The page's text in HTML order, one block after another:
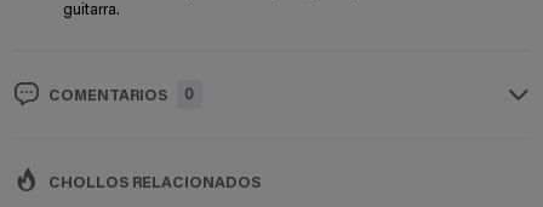
guitarra.
COMENTARIOS 0
CHOLLOS RELACIONADOS